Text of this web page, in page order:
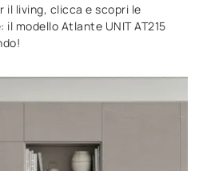
il living, clicca e scopri le
modello Atlante UNIT AT215